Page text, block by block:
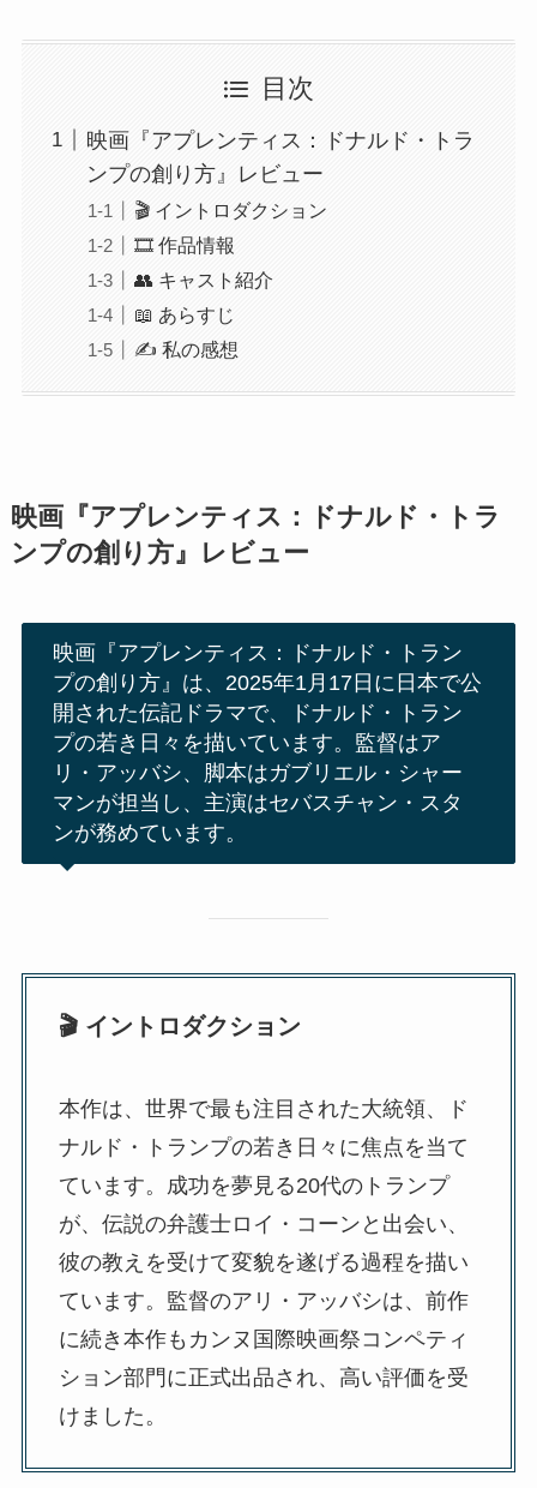
目次
映画『アプレンティス：ドナルド・トラ
ンプの創り方』レビュー
🎬 イントロダクション
🎞️ 作品情報
👥 キャスト紹介
📖 あらすじ
✍️ 私の感想
映画『アプレンティス：ドナルド・トラ
ンプの創り方』レビュー
映画『アプレンティス：ドナルド・トラン
プの創り方』は、2025年1月17日に日本で公
開された伝記ドラマで、ドナルド・トラン
プの若き日々を描いています。監督はア
リ・アッバシ、脚本はガブリエル・シャー
マンが担当し、主演はセバスチャン・スタ
ンが務めています。
🎬 イントロダクション
本作は、世界で最も注目された大統領、ド
ナルド・トランプの若き日々に焦点を当て
ています。成功を夢見る20代のトランプ
が、伝説の弁護士ロイ・コーンと出会い、
彼の教えを受けて変貌を遂げる過程を描い
ています。監督のアリ・アッバシは、前作
に続き本作もカンヌ国際映画祭コンペティ
ション部門に正式出品され、高い評価を受
けました。